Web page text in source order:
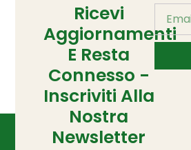
Ricevi
Aggiornamenti
E Resta
Connesso -
Inscriviti Alla
Nostra
Newsletter